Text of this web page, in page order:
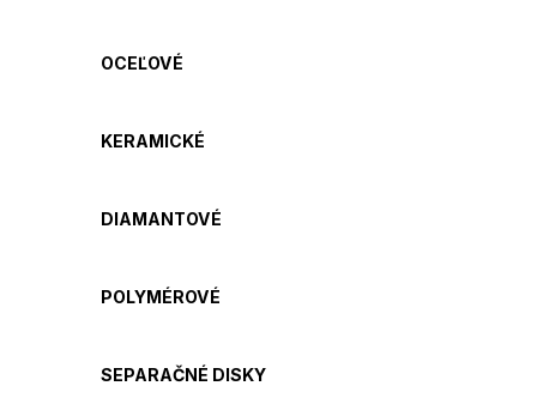
OCEĽOVÉ
KERAMICKÉ
DIAMANTOVÉ
POLYMÉROVÉ
SEPARAČNÉ DISKY